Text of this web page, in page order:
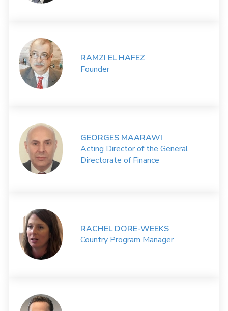
RAMZI EL HAFEZ
Founder
GEORGES MAARAWI
Acting Director of the General
Directorate of Finance
RACHEL DORE-WEEKS
Country Program Manager